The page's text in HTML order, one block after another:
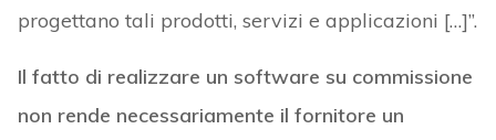
progettano tali prodotti, servizi e applicazioni […]”.
Il fatto di realizzare un software su commissione
non rende necessariamente il fornitore un